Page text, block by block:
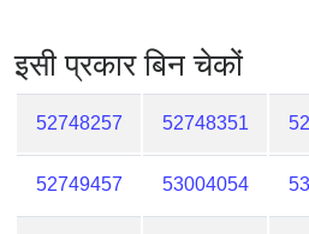
इसी प्रकार बिन चेकों
52748257 52748351
52749457 53004054